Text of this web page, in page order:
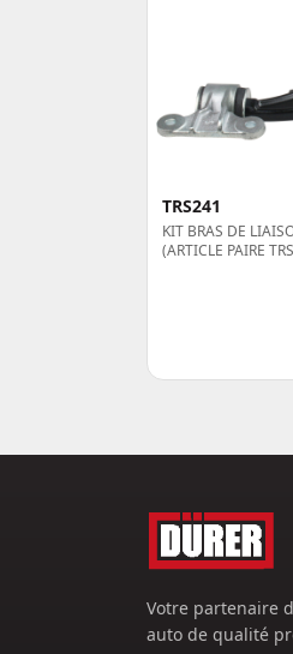
TRS241
KIT BRAS DE
(ARTICLE PAIRE
Votre partenaire
auto de qualité